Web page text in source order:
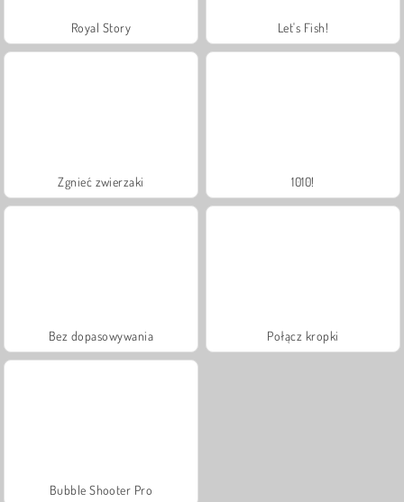
Royal Story Let's Fish!
Zgnieć zwierzaki 1010!
Bez dopasowywania Połącz kropki
Bubble Shooter Pro